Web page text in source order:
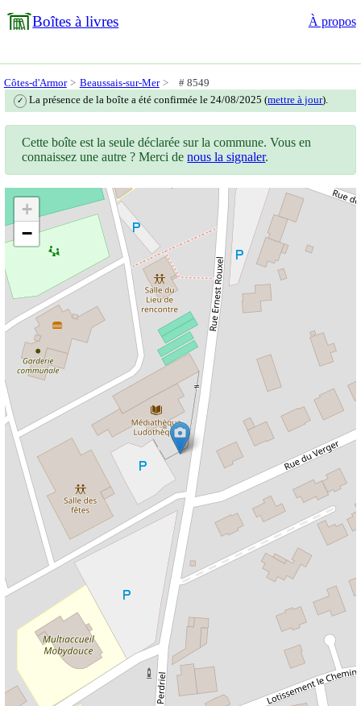
Boîtes à livres À propos
Côtes-d'Armor Beaussais-sur-Mer # 8549
✓ La présence de la boîte a été confirmée le 24/08/2025 (mettre à jour).
Cette boîte est la seule déclarée sur la commune. Vous en
connaissez une autre ? Merci denous la signaler.
+
−